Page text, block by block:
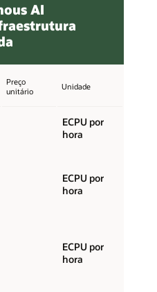
AI
Preço
unitário
Unidade
ECPU por
hora
ECPU por
hora
ECPU por
hora